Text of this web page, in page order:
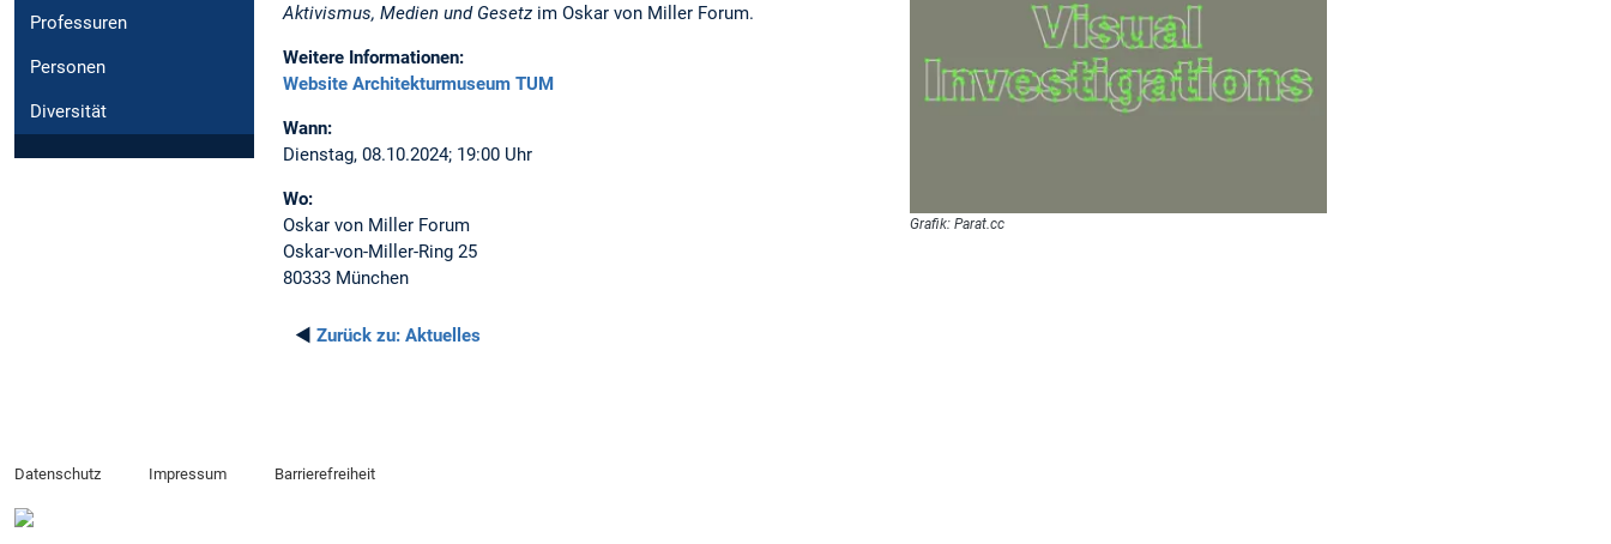
Professuren
Personen
Diversität
Grafik: Parat.cc
Aktivismus, Medien und Gesetz im Oskar von Miller Forum.
Weitere Informationen:
Website Architekturmuseum TUM
Wann:
Dienstag, 08.10.2024; 19:00 Uhr
Wo:
Oskar von Miller Forum
Oskar-von-Miller-Ring 25
80333 München
◄ Zurück zu: Aktuelles
Datenschutz Impressum Barrierefreiheit